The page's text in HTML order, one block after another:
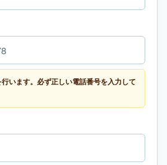
います。必ず正しい電話番号を入力して